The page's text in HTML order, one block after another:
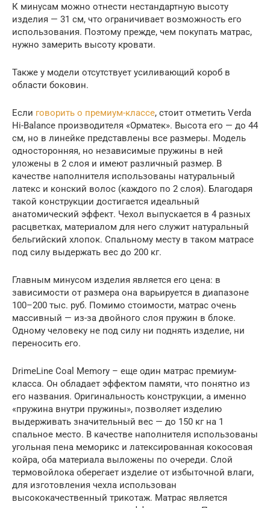
К минусам можно отнести нестандартную высоту
изделия — 31 см, что ограничивает возможность его
использования. Поэтому прежде, чем покупать матрас,
нужно замерить высоту кровати.
Также у модели отсутствует усиливающий короб в
области боковин.
Если говорить о премиум-классе, стоит отметить Verda
Hi-Balance производителя «Орматек». Высота его — до 44
см, но в линейке представлены все размеры. Модель
односторонняя, но независимые пружины в ней
уложены в 2 слоя и имеют различный размер. В
качестве наполнителя использованы натуральный
латекс и конский волос (каждого по 2 слоя). Благодаря
такой конструкции достигается идеальный
анатомический эффект. Чехол выпускается в 4 разных
расцветках, материалом для него служит натуральный
бельгийский хлопок. Спальному месту в таком матрасе
под силу выдержать вес до 200 кг.
Главным минусом изделия является его цена: в
зависимости от размера она варьируется в диапазоне
100–200 тыс. руб. Помимо стоимости, матрас очень
массивный — из-за двойного слоя пружин в блоке.
Одному человеку не под силу ни поднять изделие, ни
переносить его.
DrimeLine Coal Memory – еще один матрас премиум-
класса. Он обладает эффектом памяти, что понятно из
его названия. Оригинальность конструкции, а именно
«пружина внутри пружины», позволяет изделию
выдерживать значительный вес — до 150 кг на 1
спальное место. В качестве наполнителя использованы
угольная пена меморикс и латексированная кокосовая
койра, оба материала выложены по очереди. Слой
термовойлока оберегает изделие от избыточной влаги,
для изготовления чехла использован
высококачественный трикотаж. Матрас является